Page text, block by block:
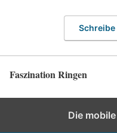
Schreibe
Faszination Ringen
Die